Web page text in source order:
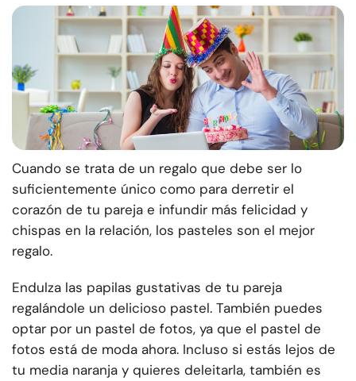
Cuando se trata de un regalo que debe ser lo
suficientemente único como para derretir el
corazón de tu pareja e infundir más felicidad y
chispas en la relación, los pasteles son el mejor
regalo.
Endulza las papilas gustativas de tu pareja
regalándole un delicioso pastel. También puedes
optar por un pastel de fotos, ya que el pastel de
fotos está de moda ahora. Incluso si estás lejos de
tu media naranja y quieres deleitarla, también es